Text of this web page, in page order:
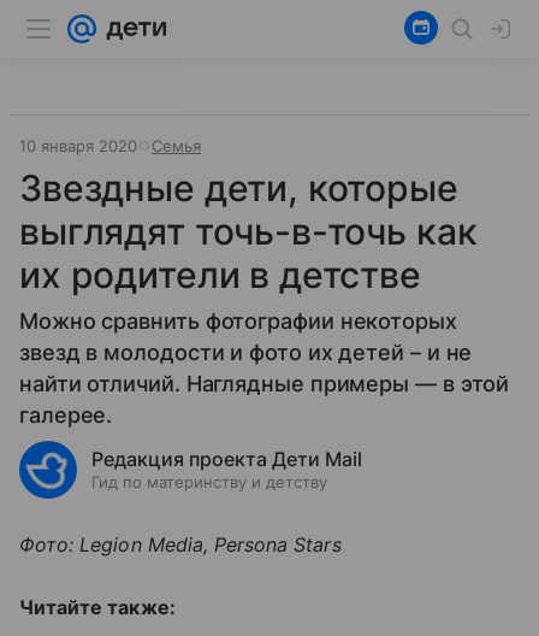
10 января 2020 Семья
Звездные дети, которые
выглядят точь-в-точь как
их родители в детстве
Можно сравнить фотографии некоторых
звезд в молодости и фото их детей – и не
найти отличий. Наглядные примеры — в этой
галерее.
Редакция проекта Дети Mail
Гид по материнству и детству
Фото: Legion Media, Persona Stars
Читайте также: